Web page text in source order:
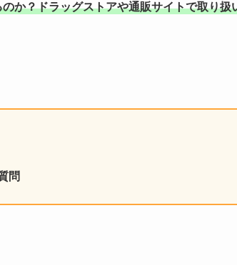
か？ドラッグストアや通販サイトで取り扱
問